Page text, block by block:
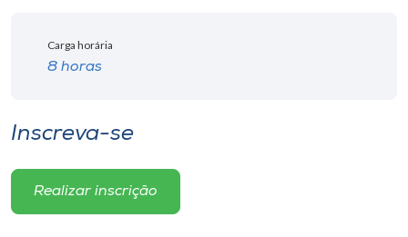
Carga horária
8 horas
Inscreva-se
Realizar inscrição